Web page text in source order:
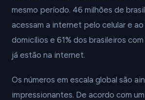
mesmo período. 46 milhões de
acessam a internet pelo celular e
domicílios e 61% dos brasileiros
já estão na internet.
Os números em escala global são
impressionantes. De acordo com